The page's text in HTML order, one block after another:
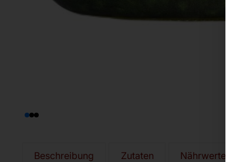
Beschreibung Zutaten Nährwerte